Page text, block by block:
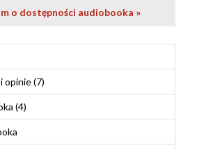
o dostępności audiobooka »
opinie (7)
(4)